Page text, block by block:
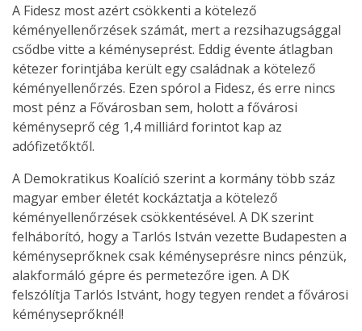
A Fidesz most azért csökkenti a kötelező
kéményellenőrzések számát, mert a rezsihazugsággal
csődbe vitte a kéményseprést. Eddig évente átlagban
kétezer forintjába került egy családnak a kötelező
kéményellenőrzés. Ezen spórol a Fidesz, és erre nincs
most pénz a Fővárosban sem, holott a fővárosi
kéményseprő cég 1,4 milliárd forintot kap az
adófizetőktől.
A Demokratikus Koalíció szerint a kormány több száz
magyar ember életét kockáztatja a kötelező
kéményellenőrzések csökkentésével. A DK szerint
felháborító, hogy a Tarlós István vezette Budapesten a
kéményseprőknek csak kéményseprésre nincs pénzük,
alakformáló gépre és permetezőre igen. A DK
felszólítja Tarlós Istvánt, hogy tegyen rendet a fővárosi
kéményseprőknél!